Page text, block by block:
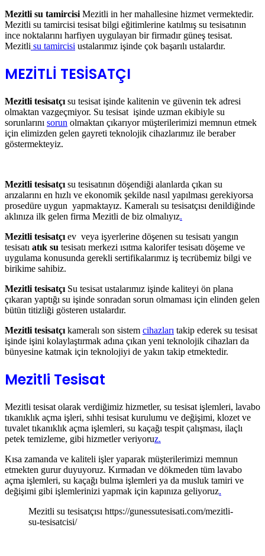
Mezitli su tamircisi Mezitli in her mahallesine hizmet vermektedir.
Mezitli su tamircisi tesisat bilgi eğitimlerine katılmış su tesisatının
ince noktalarını harfiyen uygulayan bir firmadır güneş tesisat.
Mezitli su tamircisi ustalarımız işinde çok başarılı ustalardır.
MEZİTLİ TESİSATÇI
Mezitli tesisatçı su tesisat işinde kalitenin ve güvenin tek adresi
olmaktan vazgeçmiyor. Su tesisat işinde uzman ekibiyle su
sorunlarını sorun olmaktan çıkarıyor müşterilerimizi memnun etmek
için elimizden gelen gayreti teknolojik cihazlarımız ile beraber
göstermekteyiz.
Mezitli tesisatçı su tesisatının döşendiği alanlarda çıkan su
arızalarını en hızlı ve ekonomik şekilde nasıl yapılması gerekiyorsa
prosedüre uygun yapmaktayız. Kameralı su tesisatçısı denildiğinde
aklınıza ilk gelen firma Mezitli de biz olmalıyız.
Mezitli tesisatçı ev veya işyerlerine döşenen su tesisatı yangın
tesisatı atık su tesisatı merkezi ısıtma kalorifer tesisatı döşeme ve
uygulama konusunda gerekli sertifikalarımız iş tecrübemiz bilgi ve
birikime sahibiz.
Mezitli tesisatçı Su tesisat ustalarımız işinde kaliteyi ön plana
çıkaran yaptığı su işinde sonradan sorun olmaması için elinden gelen
bütün titizliği gösteren ustalardır.
Mezitli tesisatçı kameralı son sistem cihazları takip ederek su tesisat
işinde işini kolaylaştırmak adına çıkan yeni teknolojik cihazları da
bünyesine katmak için teknolojiyi de yakın takip etmektedir.
Mezitli Tesisat
Mezitli tesisat olarak verdiğimiz hizmetler, su tesisat işlemleri, lavabo
tıkanıklık açma işleri, sıhhi tesisat kurulumu ve değişimi, klozet ve
tuvalet tıkanıklık açma işlemleri, su kaçağı tespit çalışması, ilaçlı
petek temizleme, gibi hizmetler veriyoruz.
Kısa zamanda ve kaliteli işler yaparak müşterilerimizi memnun
etmekten gurur duyuyoruz. Kırmadan ve dökmeden tüm lavabo
açma işlemleri, su kaçağı bulma işlemleri ya da musluk tamiri ve
değişimi gibi işlemlerinizi yapmak için kapınıza geliyoruz.
Mezitli su tesisatçısı https://gunessutesisati.com/mezitli-
su-tesisatcisi/